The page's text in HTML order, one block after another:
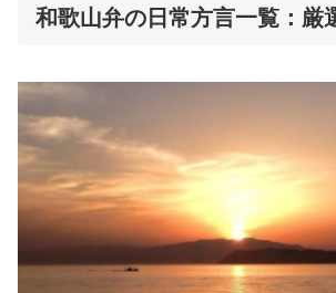
和歌山弁の日常方言一覧：厳